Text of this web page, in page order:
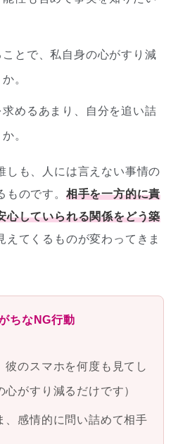
とで、私自身の心がすり減
。
求めるあまり、自分を追い詰
。
しも、人には言えない事情の
のです。 相手を一方的に責
心していられる関係をどう築
えてくるものが変わってきま
ちなNG行動
彼のスマホを何度も見てし
心がすり減るだけです）
、感情的に問い詰めて相手